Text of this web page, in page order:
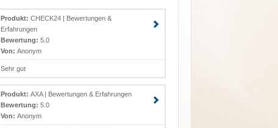
Produkt: CHECK24 | Bewertungen &
Erfahrungen
Bewertung: 5.0
Von: Anonym
Sehr gut
Produkt: AXA | Bewertungen & Erfahrungen
Bewertung: 5.0
Von: Anonym